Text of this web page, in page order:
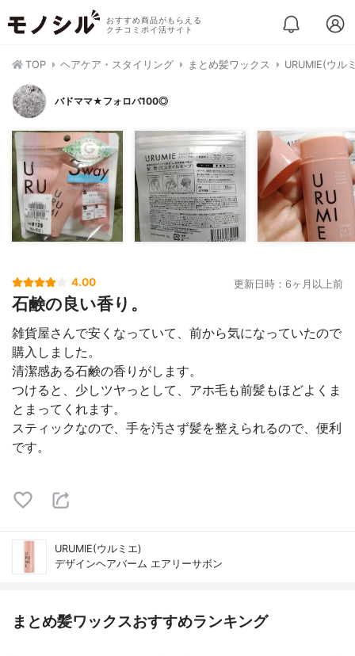
おすすめ商品がもらえる
クチコミポイ活サイト
TOP ヘアケア・スタイリング まとめ髪ワックス URUMIE(ウル
バドママ★フォロバ100◎
4.00 更新日時：6ヶ月以上前
石鹸の良い香り。
雑貨屋さんで安くなっていて、前から気になっていたので
購入しました。
清潔感ある石鹸の香りがします。
つけると、少しツヤっとして、アホ毛も前髪もほどよくま
とまってくれます。
スティックなので、手を汚さず髪を整えられるので、便利
です。
URUMIE(ウルミエ)
デザインヘアバーム エアリーサボン
まとめ髪ワックスおすすめランキング